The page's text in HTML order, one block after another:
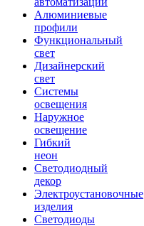
Алюминиевые
профили
Функциональный
свет
Дизайнерский
свет
Системы
освещения
Наружное
освещение
Гибкий
неон
Светодиодный
декор
Электроустановочные
изделия
Светодиоды